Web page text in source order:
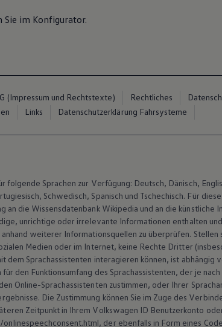
Sie im Konfigurator.
(Impressum und Rechtstexte) Rechtliches
Links Datenschutzerklärung Fahrsysteme
Sprachen zur Verfügung: Deutsch, Dänisch,
Schwedisch, Spanisch und Tschechisch. Für
an die Wissensdatenbank Wikipedia und an die
unrichtige oder irrelevante Informationen enthalten
weiterer Informationsquellen zu überprüfen. Stellen
Medien oder im Internet, keine Rechte Dritter
dem Sprachassistenten interagieren können, ist
den Funktionsumfang des Sprachassistenten, der je
Online-Sprachassistenten zustimmen, oder Ihrer
Die Zustimmung können Sie im Zuge des
Zeitpunkt in Ihrem Volkswagen ID Benutzerkonto
der ebenfalls in Form eines